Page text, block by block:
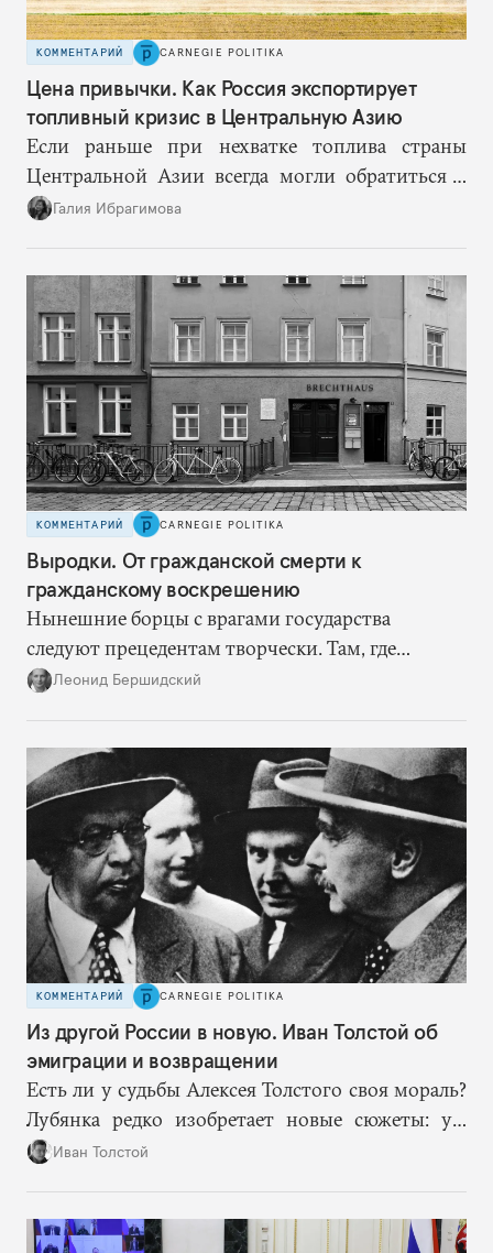
КОММЕНТАРИЙ CARNEGIE POLITIKA
Цена привычки. Как Россия экспортирует
топливный кризис в Центральную Азию
Если раньше при нехватке топлива страны
Центральной Азии всегда могли обратиться к
Москве за дополнительными объемами, то
Галия Ибрагимова
КОММЕНТАРИЙ CARNEGIE POLITIKA
Выродки. От гражданской смерти к
гражданскому воскрешению
Нынешние борцы с врагами государства
следуют прецедентам творчески. Там, где
нацисты торопились в революционном угаре,
сериям ограничений и перекрывая вскрывшиеся
в процессе лазейки.
Леонид Бершидский
КОММЕНТАРИЙ CARNEGIE POLITIKA
Из другой России в новую. Иван Толстой об
эмиграции и возвращении
Есть ли у судьбы Алексея Толстого своя мораль?
Лубянка редко изобретает новые сюжеты: уж
больно хорошо срабатывают старые.
Иван Толстой